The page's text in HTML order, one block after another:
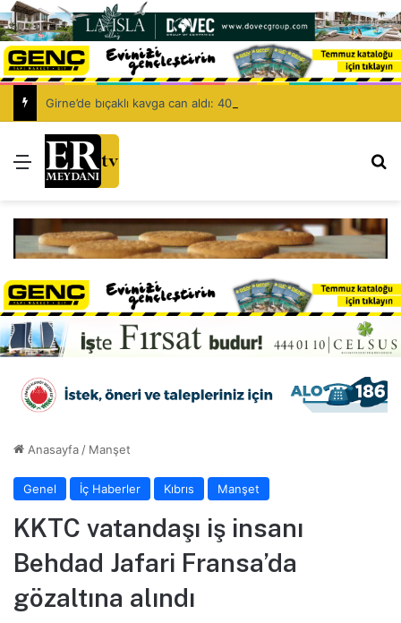
Menü
Anasayfa / Manşet
Genel İç Haberler Kıbrıs Manşet
KKTC vatandaşı iş insanı
Behdad Jafari Fransa’da
gözaltına alındı